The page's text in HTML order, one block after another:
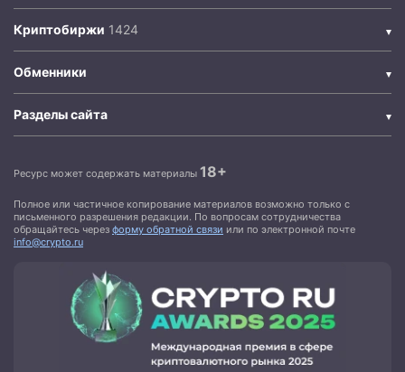
Криптобиржи
Обменники
Разделы сайта
Ресурс может содержать материалы 18+
Полное или частичное копирование материалов возможно только с
письменного разрешения редакции. По вопросам сотрудничества
обращайтесь через форму обратной связи или по электронной почте
info@crypto.ru